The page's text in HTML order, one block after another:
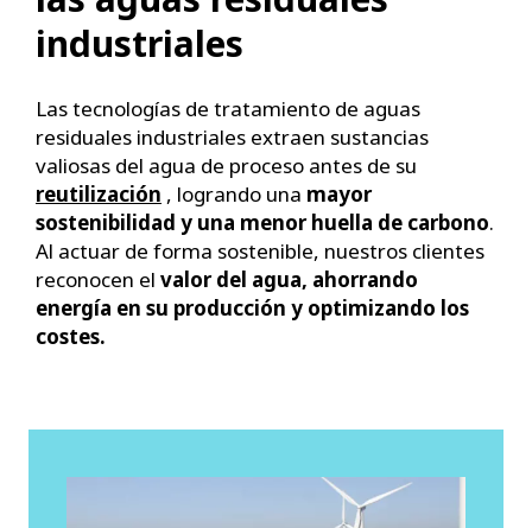
industriales
Las tecnologías de tratamiento de aguas
residuales industriales extraen sustancias
valiosas del agua de proceso antes de su
reutilización , logrando una mayor
sostenibilidad y una menor huella de carbono.
Al actuar de forma sostenible, nuestros clientes
reconocen el valor del agua, ahorrando
energía en su producción y optimizando los
costes.